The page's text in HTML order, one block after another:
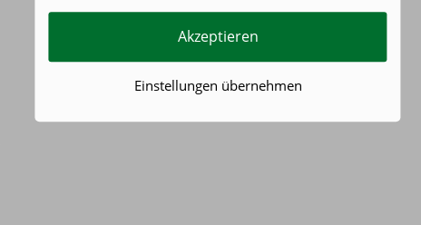
Akzeptieren
Einstellungen übernehmen